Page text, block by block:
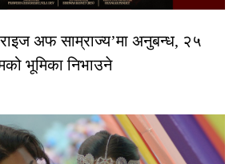
अफ साम्राज्य’मा अनुबन्ध, २५
भूमिका निभाउने